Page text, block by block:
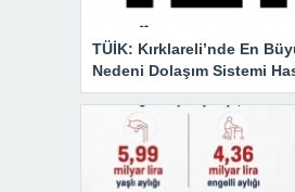
TÜİK: Kırklareli’nde En
Nedeni Dolaşım Sistemi